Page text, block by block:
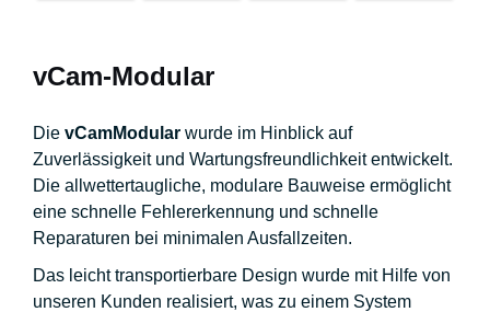
vCam-Modular
Die vCamModular wurde im Hinblick auf
Zuverlässigkeit und Wartungsfreundlichkeit entwickelt.
Die allwettertaugliche, modulare Bauweise ermöglicht
eine schnelle Fehlererkennung und schnelle
Reparaturen bei minimalen Ausfallzeiten.
Das leicht transportierbare Design wurde mit Hilfe von
unseren Kunden realisiert, was zu einem System